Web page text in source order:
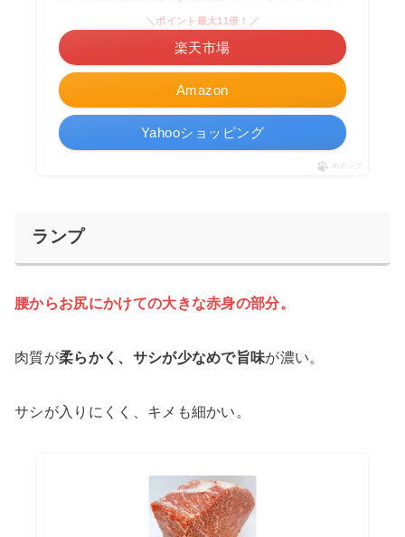
Amazon
＼ポイント最大11倍！／
楽天市場
Yahooショッピング
ポチップ
ランプ
腰からお尻にかけての大きな赤身の部分。
肉質が柔らかく、サシが少なめで旨味が濃い。
サシが入りにくく、キメも細かい。